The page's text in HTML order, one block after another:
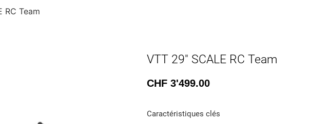
RC Team
VTT 29″ SCALE RC Team
CHF 3'499.00
Caractéristiques clés